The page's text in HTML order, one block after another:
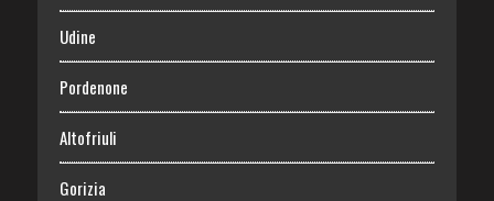
Udine
Pordenone
Altofriuli
Gorizia